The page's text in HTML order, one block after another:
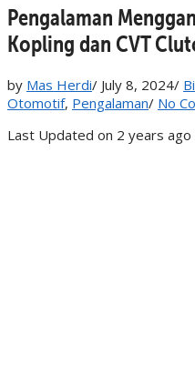
Pengalaman
Kopling dan CVT
by Mas Herdi/ July 8, 2024/
Otomotif, Pengalaman/ No
Last Updated on 2 years ago